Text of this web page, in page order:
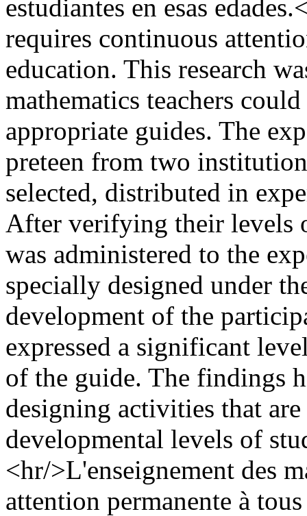
estudiantes en esas
requires continuous
education. This research
mathematics teachers
appropriate guides. The
preteen from two
selected, distributed in
After verifying their levels
was administered to the
specially designed under
development of the
expressed a significant
of the guide. The findings
designing activities that
developmental levels of
<hr/>L'enseignement des
attention permanente à